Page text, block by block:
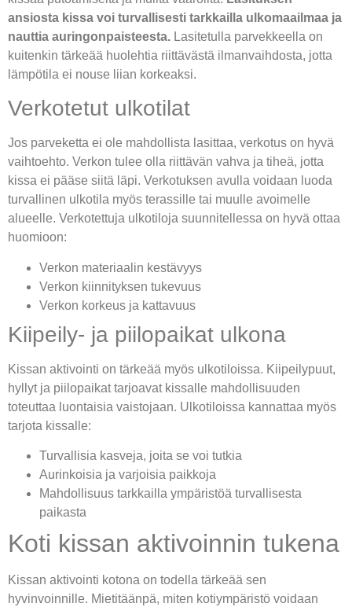
ansiosta kissa voi turvallisesti tarkkailla ulkomaailmaa ja
nauttia auringonpaisteesta. Lasitetulla parvekkeella on
kuitenkin tärkeää huolehtia riittävästä ilmanvaihdosta, jotta
lämpötila ei nouse liian korkeaksi.
Verkotetut ulkotilat
Jos parveketta ei ole mahdollista lasittaa, verkotus on hyvä
vaihtoehto. Verkon tulee olla riittävän vahva ja tiheä, jotta
kissa ei pääse siitä läpi. Verkotuksen avulla voidaan luoda
turvallinen ulkotila myös terassille tai muulle avoimelle
alueelle. Verkotettuja ulkotiloja suunnitellessa on hyvä ottaa
huomioon:
Verkon materiaalin kestävyys
Verkon kiinnityksen tukevuus
Verkon korkeus ja kattavuus
Kiipeily- ja piilopaikat ulkona
Kissan aktivointi on tärkeää myös ulkotiloissa. Kiipeilypuut,
hyllyt ja piilopaikat tarjoavat kissalle mahdollisuuden
toteuttaa luontaisia vaistojaan. Ulkotiloissa kannattaa myös
tarjota kissalle:
Turvallisia kasveja, joita se voi tutkia
Aurinkoisia ja varjoisia paikkoja
Mahdollisuus tarkkailla ympäristöä turvallisesta
paikasta
Koti kissan aktivoinnin tukena
Kissan aktivointi kotona on todella tärkeää sen
hyvinvoinnille. Mietitäänpä, miten kotiympäristö voidaan